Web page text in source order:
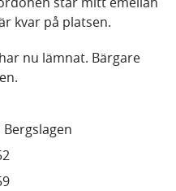
kvar på platsen.
nu lämnat. Bärgare